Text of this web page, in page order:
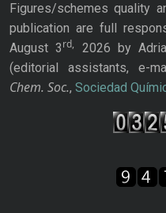
Figures/schemes quality
publication are full
August 3rd,
2026 by
(editorial assistants, e-
Chem. Soc., Sociedad